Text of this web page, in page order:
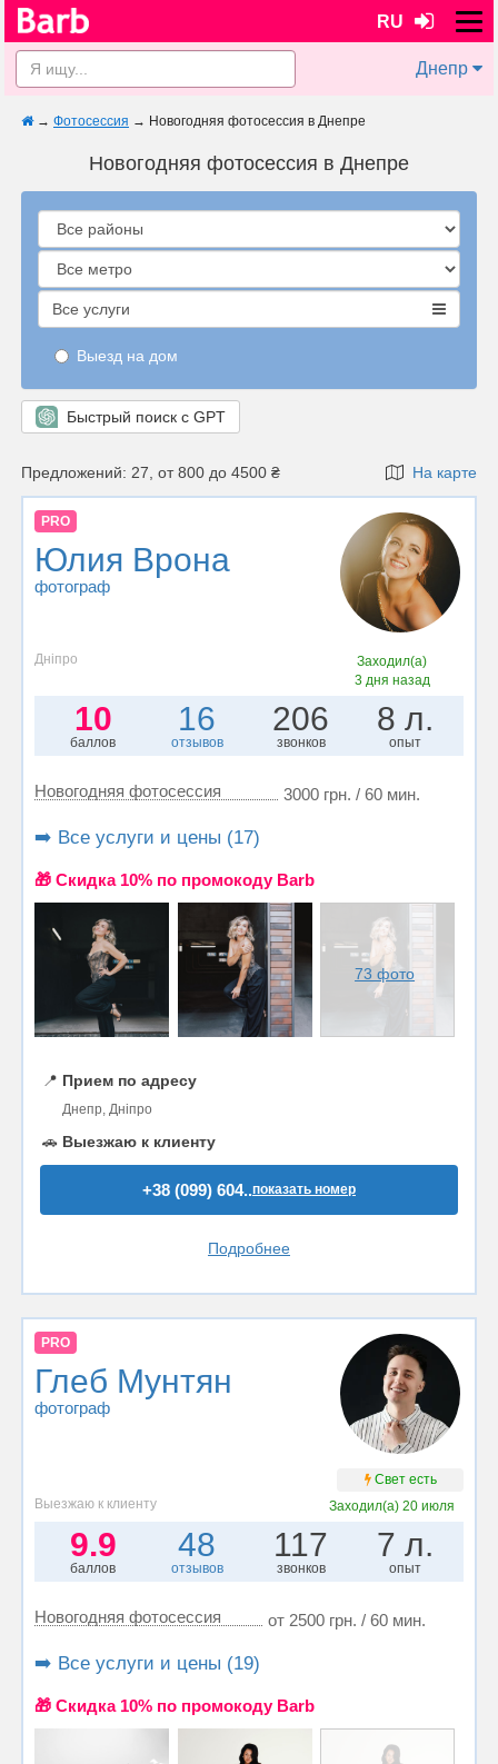
RU
Днепр
→ Фотосессия → Новогодняя фотосессия в Днепре
Новогодняя фотосессия в Днепре
Все услуги
Выезд на дом
Быстрый поиск с GPT
Предложений: 27, от 800 до 4500 ₴ На карте
PRO
Юлия Врона
фотограф
Дніпро
Заходил(а)
3 дня назад
10
баллов
16
отзывов
206
звонков
8 л.
опыт
Новогодняя фотосессия 3000 грн. / 60 мин.
➡️ Все услуги и цены (17)
🎁 Cкидка 10% по промокоду Barb
73 фото
📍 Прием по адресу
Днепр, Дніпро
🚗 Выезжаю к клиенту
+38 (099) 604..показать номер
Подробнее
PRO
Глеб Мунтян
фотограф
Свет есть
Выезжаю к клиенту
Заходил(а)20 июля
9.9
баллов
48
отзывов
117
звонков
7 л.
опыт
Новогодняя фотосессия от 2500 грн. / 60 мин.
➡️ Все услуги и цены (19)
🎁 Cкидка 10% по промокоду Barb